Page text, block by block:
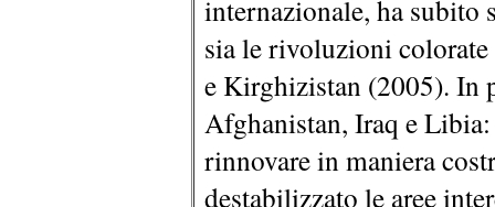
internazionale, ha subito
sia le rivoluzioni
e Kirghizistan (2005). In
Afghanistan, Iraq e
rinnovare in maniera
destabilizzato le aree